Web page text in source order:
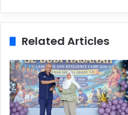
Related Articles